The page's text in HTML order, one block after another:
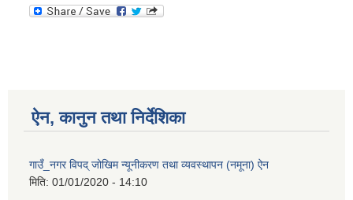
ऐन, कानुन तथा निर्देशिका
गाउँ_नगर विपद् जोखिम न्यूनीकरण तथा व्यवस्थापन (नमूना) ऐन
मिति: 01/01/2020 - 14:10